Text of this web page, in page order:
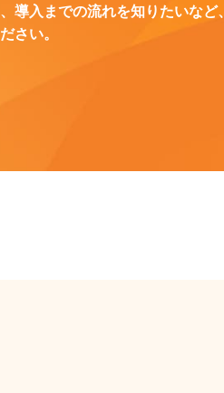
導入までの流れを知りたいなど、
さい。